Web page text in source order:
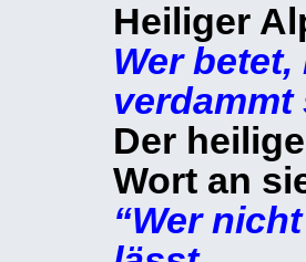
Heiliger
Wer
verdammt
Der
Wort an
“Wer